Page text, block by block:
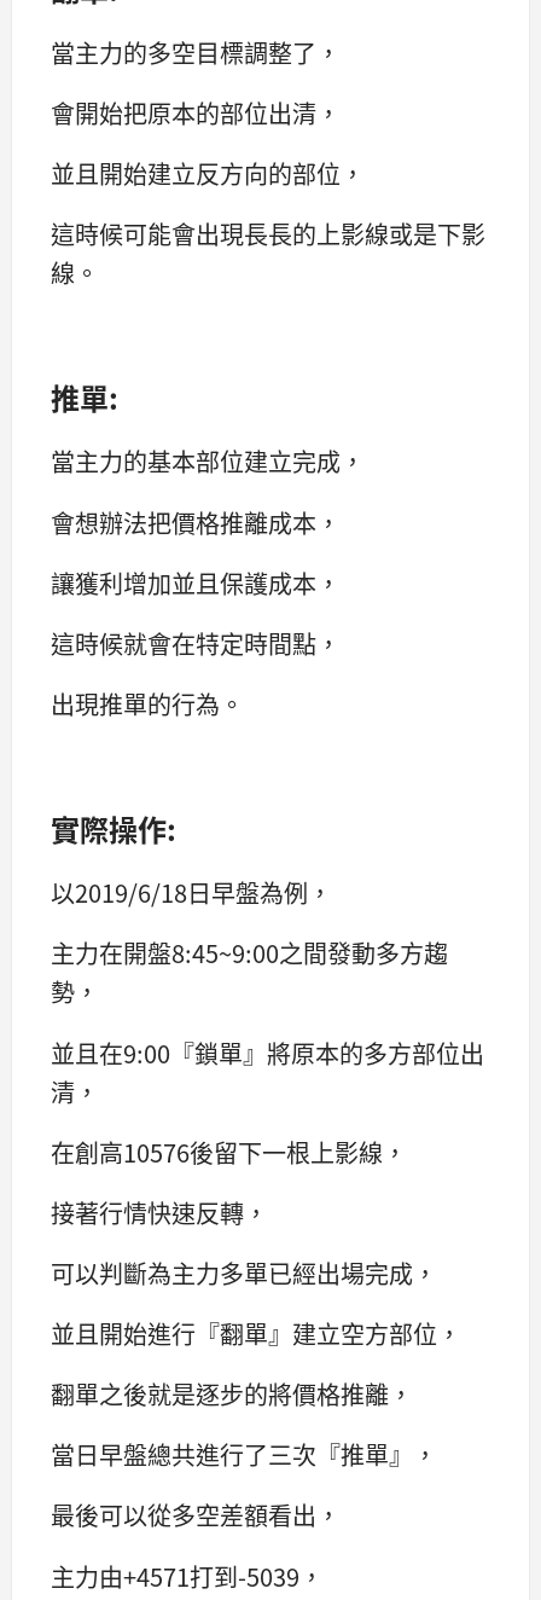
當主力的多空目標調整了，
會開始把原本的部位出清，
並且開始建立反方向的部位，
這時候可能會出現長長的上影線或是下影
線。
推單:
當主力的基本部位建立完成，
會想辦法把價格推離成本，
讓獲利增加並且保護成本，
這時候就會在特定時間點，
出現推單的行為。
實際操作:
以2019/6/18日早盤為例，
主力在開盤8:45~9:00之間發動多方趨
勢，
並且在9:00『鎖單』將原本的多方部位出
清，
在創高10576後留下一根上影線，
接著行情快速反轉，
可以判斷為主力多單已經出場完成，
並且開始進行『翻單』建立空方部位，
翻單之後就是逐步的將價格推離，
當日早盤總共進行了三次『推單』，
最後可以從多空差額看出，
主力由+4571打到-5039，